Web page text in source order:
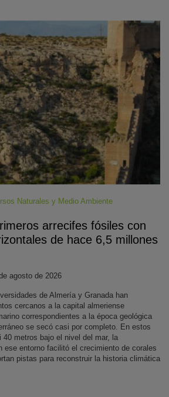
Naturales y Medio Ambiente
arrecifes fósiles con
de hace 6,5 millones
agosto de 2026
de Almería y Granada han
cercanos a la capital almeriense
correspondientes a la época geológica
se secó casi por completo. En estos
metros bajo el nivel del mar, la
ese entorno facilitó el crecimiento de corales
pistas para reconstruir la historia climática